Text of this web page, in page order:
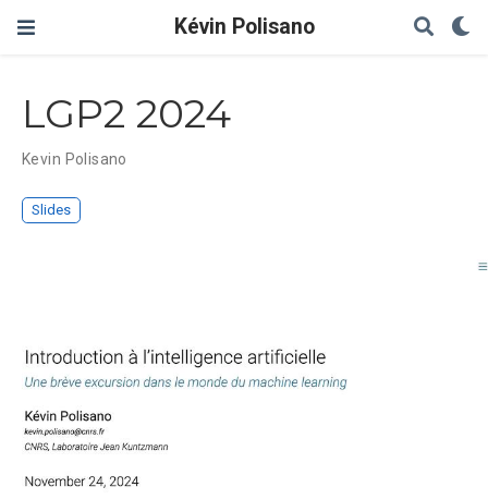
Kévin Polisano
LGP2 2024
Kevin Polisano
Slides